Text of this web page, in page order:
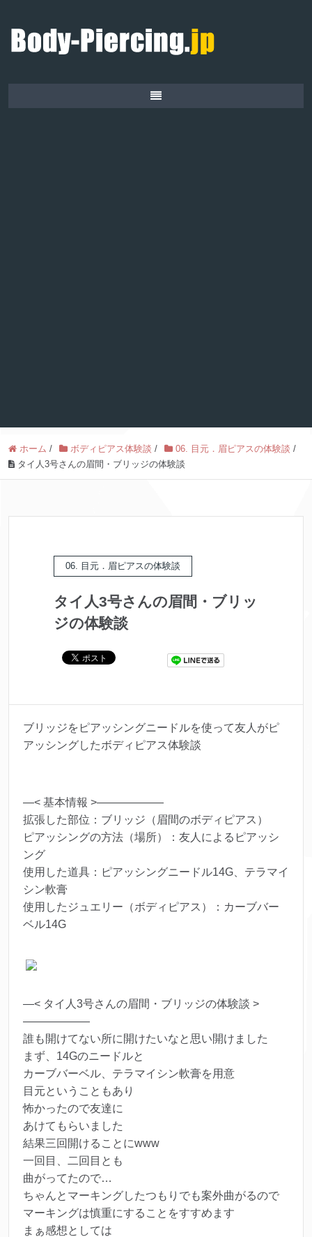
ホーム / ボディピアス体験談 / 06. 目元．眉ピアスの体験談 /
タイ人3号さんの眉間・ブリッジの体験談
06. 目元．眉ピアスの体験談
タイ人3号さんの眉間・ブリッ
ジの体験談
ブリッジをピアッシングニードルを使って友人がピ
アッシングしたボディピアス体験談
—< 基本情報 >——————
拡張した部位：ブリッジ（眉間のボディピアス）
ピアッシングの方法（場所）：友人によるピアッシ
ング
使用した道具：ピアッシングニードル14G、テラマイ
シン軟膏
使用したジュエリー（ボディピアス）：カーブバー
ベル14G
—< タイ人3号さんの眉間・ブリッジの体験談 >
——————
誰も開けてない所に開けたいなと思い開けました
まず、14Gのニードルと
カーブバーベル、テラマイシン軟膏を用意
目元ということもあり
怖かったので友達に
あけてもらいました
結果三回開けることにwww
一回目、二回目とも
曲がってたので…
ちゃんとマーキングしたつもりでも案外曲がるので
マーキングは慎重にすることをすすめます
まぁ感想としては